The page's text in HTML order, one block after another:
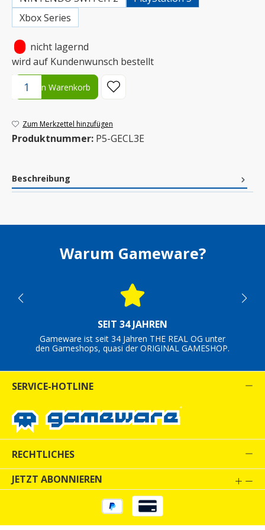
Xbox Series
nicht lagernd
wird auf Kundenwunsch bestellt
Produkt Anzahl: Gib den gewünschten Wert ein oder benutze
In den Warenkorb
Zum Merkzettel hinzufügen
Produktnummer: P5-GECL3E
Beschreibung
Warum Gameware?
SEIT 34 JAHREN
Gameware ist seit 34 Jahren THE REAL OG unter
den Gameshops, quasi der ORIGINAL GAMESHOP.
SERVICE-HOTLINE
RECHTLICHES
JETZT ABONNIEREN